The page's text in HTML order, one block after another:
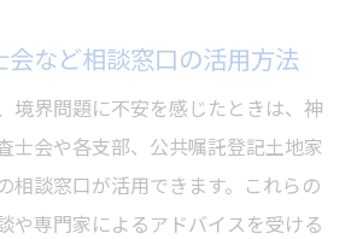
会など相談窓口の活用方法
境界問題に不安を感じたときは、神
士会や各支部、公共嘱託登記土地家
相談窓口が活用できます。これらの
や専門家によるアドバイスを受ける